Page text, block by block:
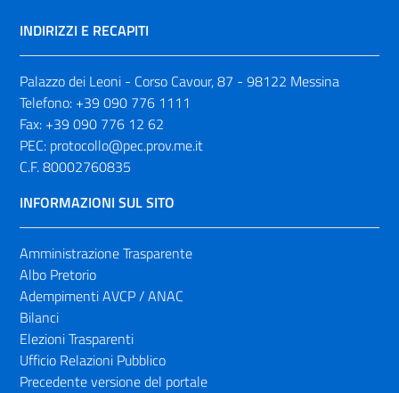
INDIRIZZI E RECAPITI
Palazzo dei Leoni - Corso Cavour, 87 - 98122 Messina
Telefono: +39 090 776 1111
Fax: +39 090 776 12 62
PEC: protocollo@pec.prov.me.it
C.F. 80002760835
INFORMAZIONI SUL SITO
Amministrazione Trasparente
Albo Pretorio
Adempimenti AVCP / ANAC
Bilanci
Elezioni Trasparenti
Ufficio Relazioni Pubblico
Precedente versione del portale